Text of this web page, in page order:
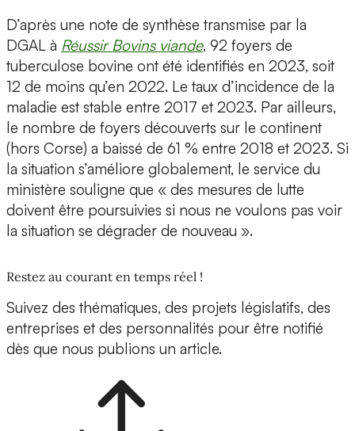
D’après une note de synthèse transmise par la
DGAL à Réussir Bovins viande, 92 foyers de
tuberculose bovine ont été identifiés en 2023, soit
12 de moins qu’en 2022. Le taux d’incidence de la
maladie est stable entre 2017 et 2023. Par ailleurs,
le nombre de foyers découverts sur le continent
(hors Corse) a baissé de 61 % entre 2018 et 2023. Si
la situation s’améliore globalement, le service du
ministère souligne que « des mesures de lutte
doivent être poursuivies si nous ne voulons pas voir
la situation se dégrader de nouveau ».
Restez au courant en temps réel !
Suivez des thématiques, des projets législatifs, des
entreprises et des personnalités pour être notifié
dès que nous publions un article.